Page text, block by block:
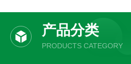
产品分类
PRODUCTS CATEGORY